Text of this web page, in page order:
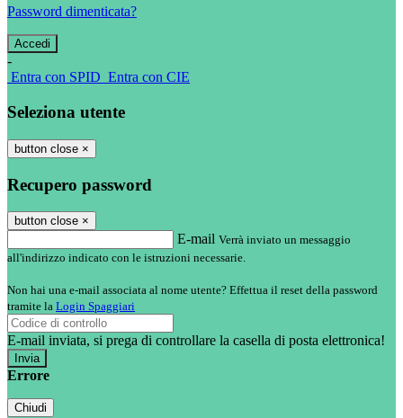
Password dimenticata?
-
Entra con SPID Entra con CIE
Seleziona utente
button close ×
Recupero password
button close ×
E-mail Verrà inviato un messaggio
all'indirizzo indicato con le istruzioni necessarie.
Non hai una e-mail associata al nome utente? Effettua il reset della password
tramite la Login Spaggiari
E-mail inviata, si prega di controllare la casella di posta elettronica!
Errore
Chiudi